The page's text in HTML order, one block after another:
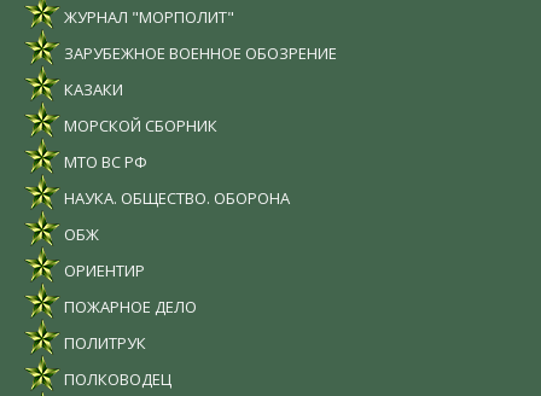
ЖУРНАЛ "МОРПОЛИТ"
ЗАРУБЕЖНОЕ ВОЕННОЕ ОБОЗРЕНИЕ
КАЗАКИ
МОРСКОЙ СБОРНИК
МТО ВС РФ
НАУКА. ОБЩЕСТВО. ОБОРОНА
ОБЖ
ОРИЕНТИР
ПОЖАРНОЕ ДЕЛО
ПОЛИТРУК
ПОЛКОВОДЕЦ